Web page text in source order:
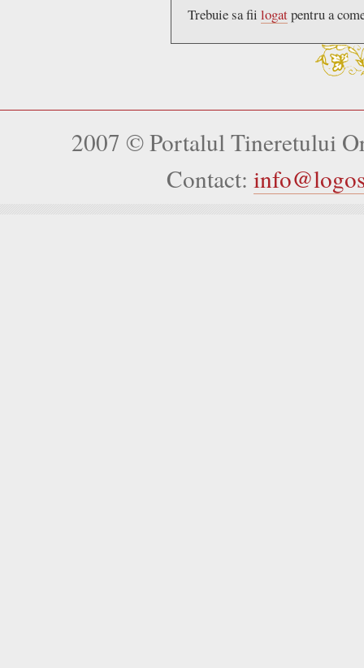
Trebuie sa fii logatpentru a
2007 © Portalul Tineretului
Contact: